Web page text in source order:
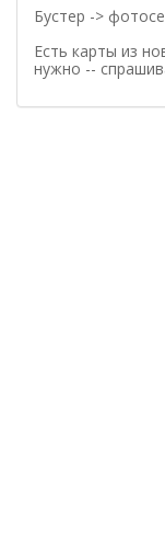
Бустер ->
Есть карты из
нужно --